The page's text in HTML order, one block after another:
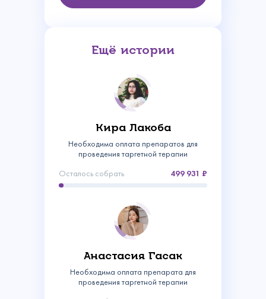
Ещё истории
Кира Лакоба
Необходима оплата препаратов для
проведения таргетной терапии
Осталось собрать
499 931
Анастасия Гасак
Необходима оплата препарата для
проведения таргетной терапии
Спасибо!
Создать аккаунт
Войти
Связаться с
нами
Сделать пожертвование